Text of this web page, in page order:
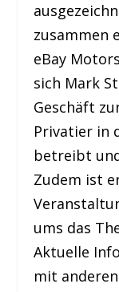
zusammen
eBay
sich Mark
Geschäft
Privatier in
betreibt
Zudem ist
ums das
Aktuelle
mit